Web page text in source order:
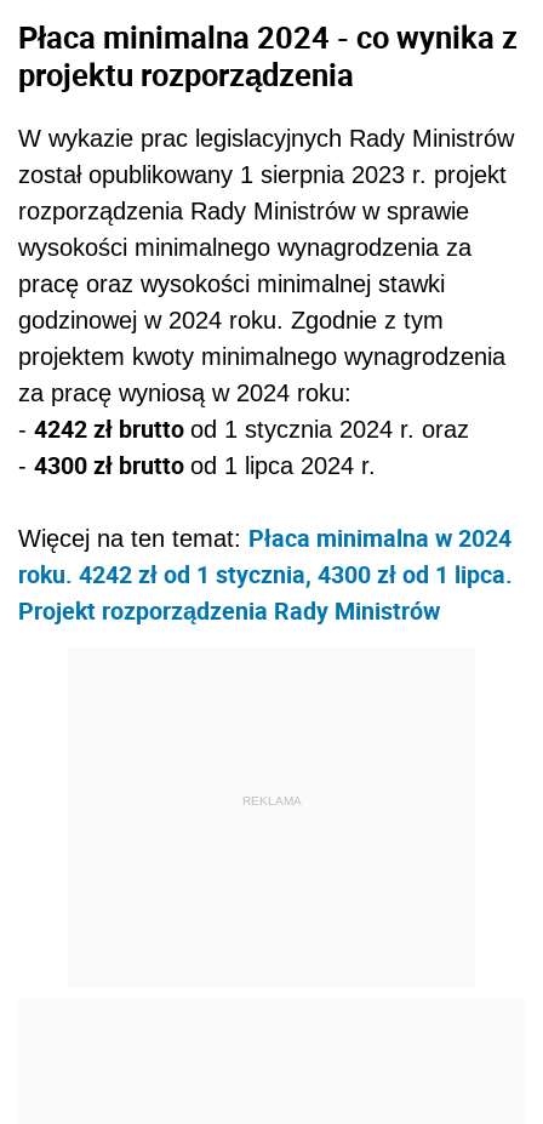
Płaca minimalna 2024 - co wynika z
projektu rozporządzenia
W wykazie prac legislacyjnych Rady Ministrów
został opublikowany 1 sierpnia 2023 r. projekt
rozporządzenia Rady Ministrów w sprawie
wysokości minimalnego wynagrodzenia za
pracę oraz wysokości minimalnej stawki
godzinowej w 2024 roku. Zgodnie z tym
projektem kwoty minimalnego wynagrodzenia
za pracę wyniosą w 2024 roku:
- 4242 zł brutto od 1 stycznia 2024 r. oraz
- 4300 zł brutto od 1 lipca 2024 r.
Więcej na ten temat: Płaca minimalna w 2024
roku. 4242 zł od 1 stycznia, 4300 zł od 1 lipca.
Projekt rozporządzenia Rady Ministrów
REKLAMA